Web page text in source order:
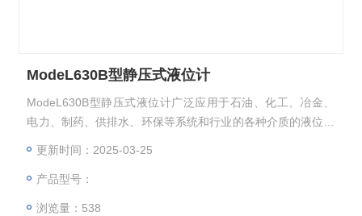
ModeL630B型静压式液位计
ModeL630B型静压式液位计广泛应用于石油、化工、冶金、
电力、制药、供排水、环保等系统和行业的各种介质的液位测
更新时间：2025-03-25
产品型号：
浏览量：538